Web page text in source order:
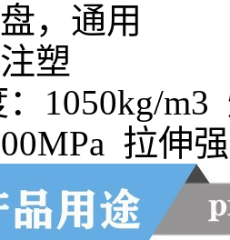
，通用
塑
1050kg/
拉伸